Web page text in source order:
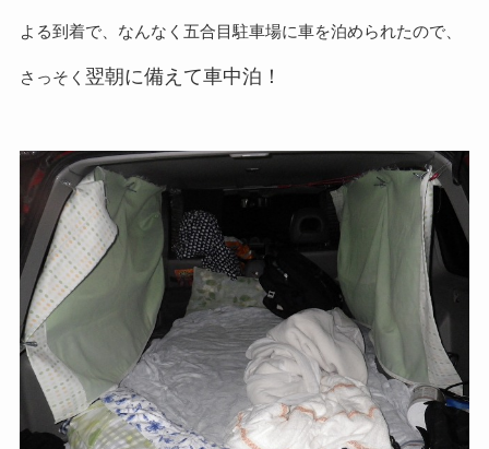
よる到着で、なんなく五合目駐車場に車を泊められたので、
さっそく 翌朝に備えて車中泊！